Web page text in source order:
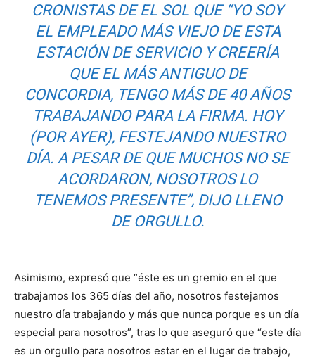
CRONISTAS DE EL SOL QUE “YO SOY
EL EMPLEADO MÁS VIEJO DE ESTA
ESTACIÓN DE SERVICIO Y CREERÍA
QUE EL MÁS ANTIGUO DE
CONCORDIA, TENGO MÁS DE 40 AÑOS
TRABAJANDO PARA LA FIRMA. HOY
(POR AYER), FESTEJANDO NUESTRO
DÍA. A PESAR DE QUE MUCHOS NO SE
ACORDARON, NOSOTROS LO
TENEMOS PRESENTE”, DIJO LLENO
DE ORGULLO.
Asimismo, expresó que “éste es un gremio en el que
trabajamos los 365 días del año, nosotros festejamos
nuestro día trabajando y más que nunca porque es un día
especial para nosotros”, tras lo que aseguró que “este día
es un orgullo para nosotros estar en el lugar de trabajo,